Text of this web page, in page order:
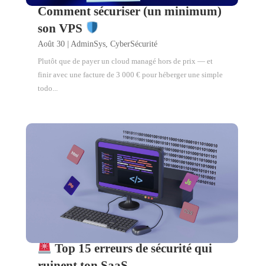
Comment sécuriser (un minimum)
son VPS
Août 30| AdminSys, CyberSécurité
Plutôt que de payer un cloud managé hors de prix — et
finir avec une facture de 3 000 € pour héberger une simple
todo...
Top 15 erreurs de sécurité qui